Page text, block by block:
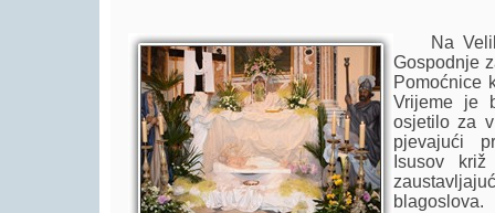
Na Veliki
Gospodnje
Pomoćnice
Vrijeme je
osjetilo za
pjevajući
Isusov
blagoslova.